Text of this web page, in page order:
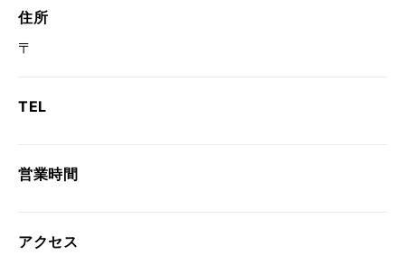
住所
〒
TEL
営業時間
アクセス